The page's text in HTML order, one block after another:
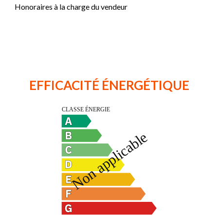
Honoraires à la charge du vendeur
EFFICACITÉ ÉNERGÉTIQUE